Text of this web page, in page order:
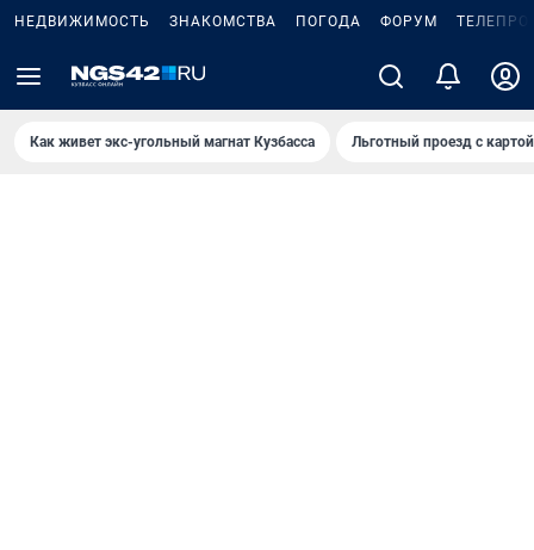
НЕДВИЖИМОСТЬ ЗНАКОМСТВА ПОГОДА ФОРУМ
Как живет экс-угольный магнат Кузбасса Льготный проезд с